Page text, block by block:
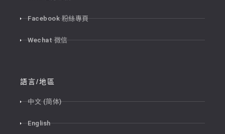
Facebook 粉絲專頁
Wechat 微信
語言/地區
中文 (简体)
English